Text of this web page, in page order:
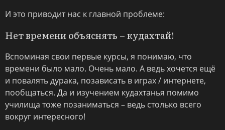
И это приводит нас к главной проблеме:
Нет времени объяснять – кудахтай!
Вспоминая свои первые курсы, я понимаю, что
времени было мало. Очень мало. А ведь хочется ещё
и повалять дурака, позависать в играх / интернете,
пообщаться. Да и изучением кудахтанья помимо
училища тоже позаниматься – ведь столько всего
вокруг интересного!